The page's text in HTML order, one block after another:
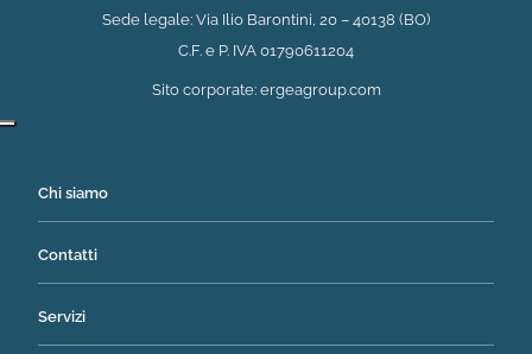
Sede legale: Via Ilio Barontini, 20 – 40138 (BO)
C.F. e P. IVA 01790611204
Sito corporate: ergeagroup.com(si apre in una nuova
Chi siamo
Contatti
Servizi